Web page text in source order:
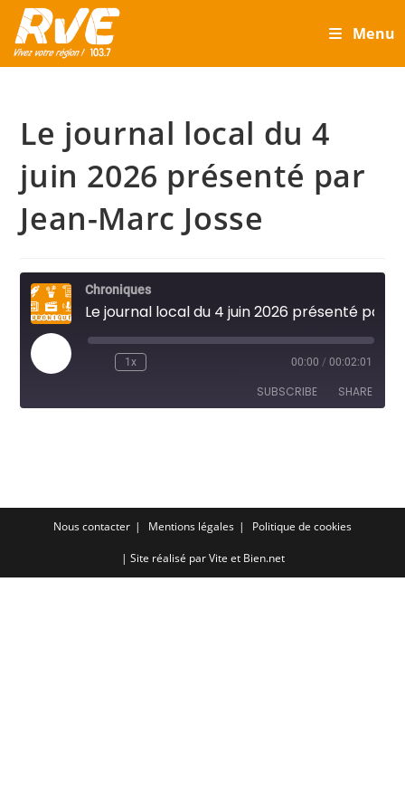
Skip
content
Menu
Le journal local du 4
juin 2026 présenté par
Jean-Marc Josse
Chroniques
Play
Episode
1x 00:00 / 00:02:01
SUBSCRIBE SHARE
EMBEDNous contacter Mentions légales Politique de cookies
| Site réalisé parVite et Bien.net